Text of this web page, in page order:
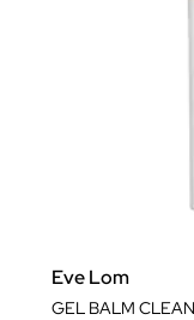
Eve Lom
GEL BALM